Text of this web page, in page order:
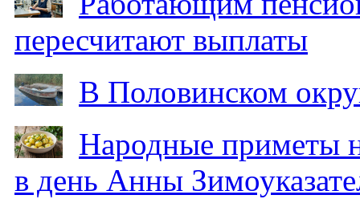
пересчитают выплаты
В Половинском
Народные приметы
в день Анны